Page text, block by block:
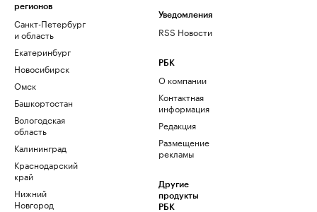
регионов
Санкт-Петербург
и область
Екатеринбург
Новосибирск
Омск
Башкортостан
Вологодская
область
Калининград
Краснодарский
край
Нижний
Новгород
Уведомления
RSS Новости
РБК
О компании
Контактная
информация
Редакция
Размещение
рекламы
Другие
продукты
РБК